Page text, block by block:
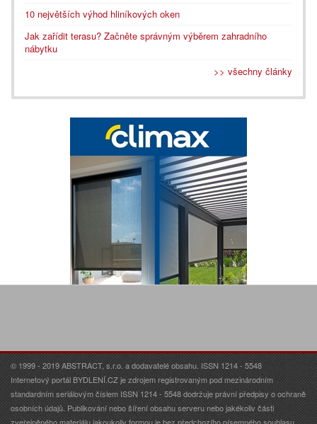
10 největších výhod hliníkových oken
Jak zařídit terasu? Začněte správným výběrem zahradního
nábytku
>> všechny články
© 1999 - 2019 ABSTRACT, s.r.o. a dodavatelé obsahu. ISSN 1214 - 5548
Internetový portál BYDLENÍ.CZ je zdrojem registrovaným pod mezinárodním
standardním seriálovým číslem ISSN 1214 - 5548 dodržuje právní předpisy o ochraně
osobních údajů. Publikování nebo šíření obsahu serveru nebo jakékoliv části